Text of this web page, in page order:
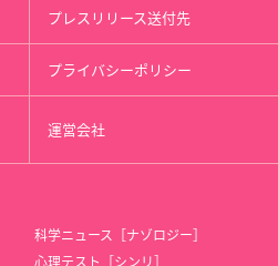
プレスリリース送付先
プライバシーポリシー
運営会社
科学ニュース［ナゾロジー］
心理テスト［シンリ］